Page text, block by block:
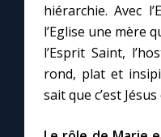
hiérarchie. Avec
l’Eglise une mère
l’Esprit Saint,
rond, plat et
sait que c’est